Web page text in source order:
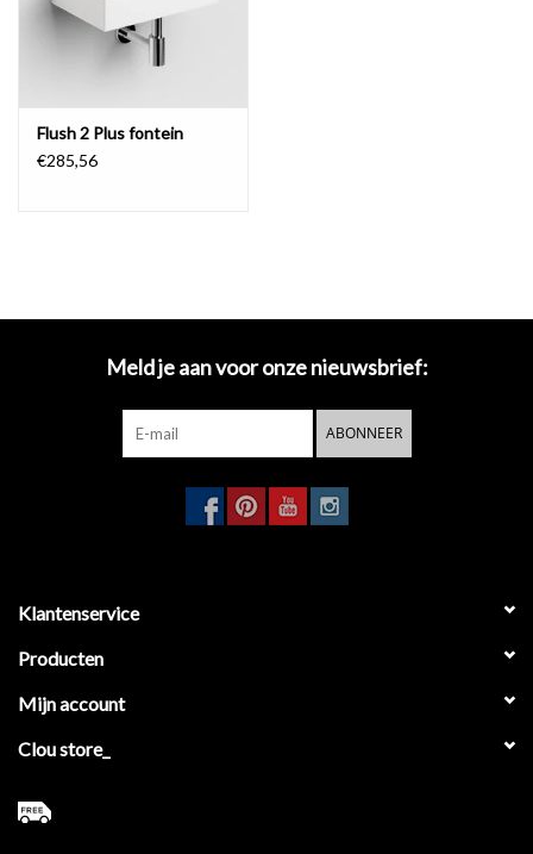
Flush 2 Plus fontein
€285,56
Meld je aan voor onze nieuwsbrief:
ABONNEER
Klantenservice
Producten
Mijn account
Clou store_